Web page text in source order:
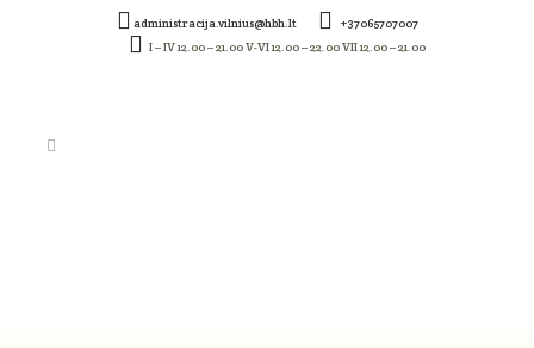
administracija.vilnius@hbh.lt
+37065707007
I – IV 12.00 – 21.00 V-VI 12.00 – 22.00 VII 12.00 – 21.00